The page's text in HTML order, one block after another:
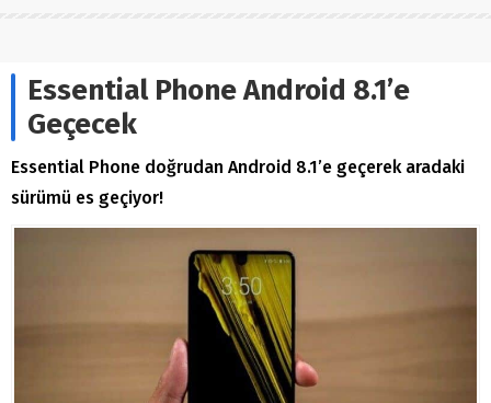
Essential Phone Android 8.1’e
Geçecek
Essential Phone doğrudan Android 8.1’e geçerek aradaki
sürümü es geçiyor!